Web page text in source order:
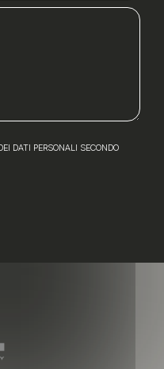
DATI PERSONALI SECONDO